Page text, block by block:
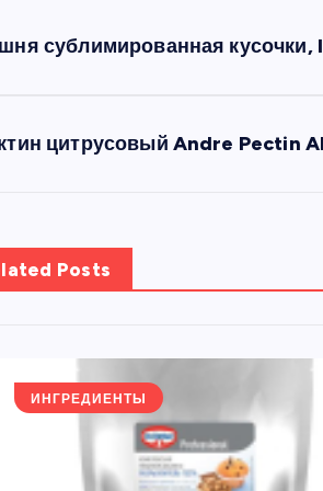
сублимированная кусочки, I
цитрусовый Andre Pectin
Posts
ИНГРЕДИЕНТЫ